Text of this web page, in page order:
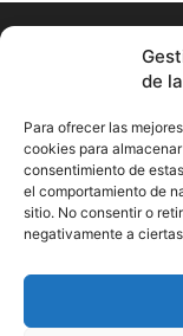
de
Para ofrecer las
cookies para
consentimiento de
el comportamiento de
sitio. No consentir o
negativamente a
Información
Contact